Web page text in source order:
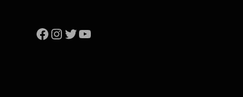
Facebook
Instagram
Twitter
YouTube